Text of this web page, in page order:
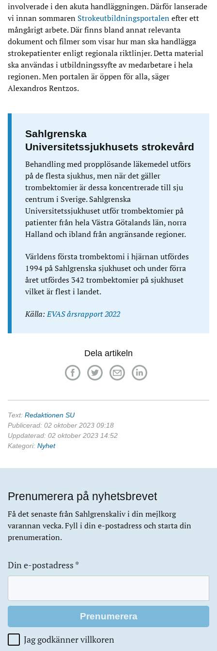
involverade i den akuta handläggningen. Därför lanserade
vi innan sommaren Strokeutbildningsportalen efter ett
mångårigt arbete. Där finns bland annat relevanta
dokument och filmer som visar hur man ska handlägga
strokepatienter enligt regionala riktlinjer. Detta material
ska användas i utbildningssyfte av medarbetare i hela
regionen. Men portalen är öppen för alla, säger
Alexandros Rentzos.
Sahlgrenska
Universitetssjukhusets strokevård
Behandling med propplösande läkemedel utförs
på de flesta sjukhus, men när det gäller
trombektomier är dessa koncentrerade till sju
centrum i Sverige. Sahlgrenska
Universitetssjukhuset utför trombektomier på
patienter från hela Västra Götalands län, norra
Halland och ibland från angränsande regioner.
Världens första trombektomi i hjärnan utfördes
1994 på Sahlgrenska sjukhuset och under förra
året utfördes 342 trombektomier på sjukhuset
vilket är flest i landet.
Källa:EVAS årsrapport 2022
Dela artikeln
Text: Redaktionen SU
Publicerad: 02 oktober 2023 09:18
Uppdaterad: 02 oktober 2023 14:52
Kategori: Nyhet
Prenumerera på nyhetsbrevet
Få det senaste från Sahlgrenskaliv i din mejlkorg
varannan vecka. Fyll i din e-postadress och starta din
prenumeration.
Din e-postadress *
Jag godkänner villkoren